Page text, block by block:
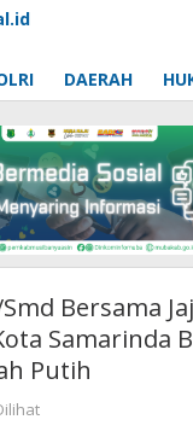
DAERAH
Bersama
Samarinda
Putih